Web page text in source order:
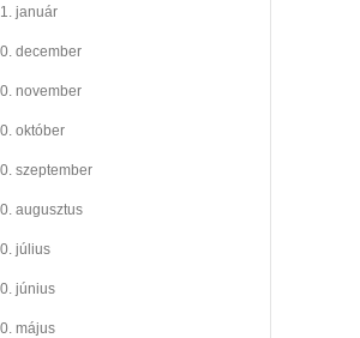
január
december
november
október
szeptember
augusztus
július
június
május